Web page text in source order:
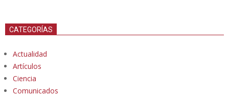
CATEGORÍAS
Actualidad
Artículos
Ciencia
Comunicados